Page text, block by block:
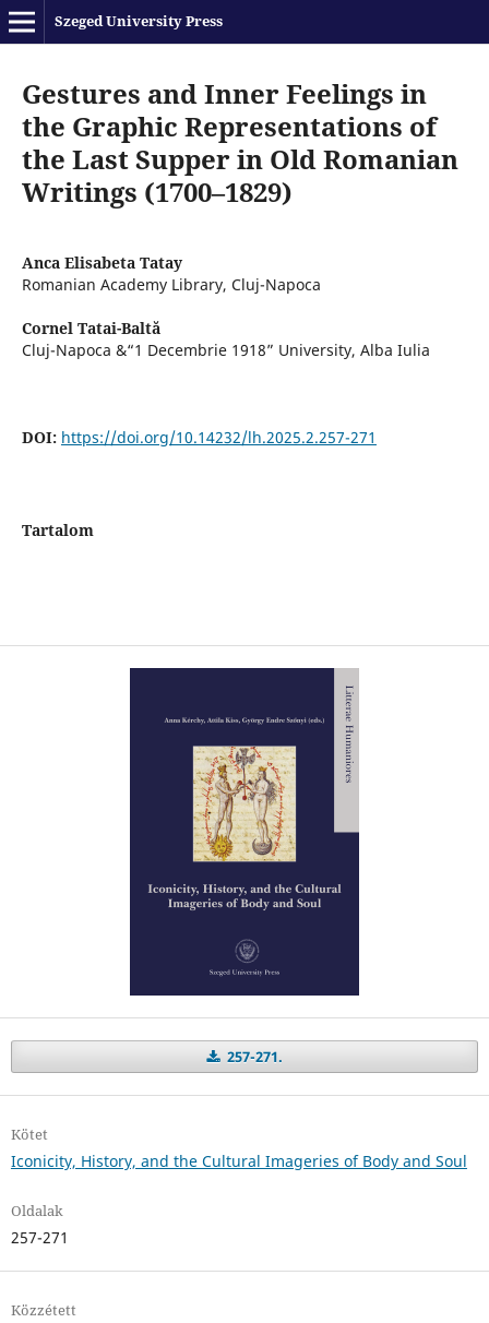
Szeged University Press
Gestures and Inner Feelings in
the Graphic Representations of
the Last Supper in Old Romanian
Writings (1700–1829)
Anca Elisabeta Tatay
Romanian Academy Library, Cluj-Napoca
Cornel Tatai-Baltă
Cluj-Napoca &“1 Decembrie 1918” University, Alba Iulia
DOI: https://doi.org/10.14232/lh.2025.2.257-271
Tartalom
257-271.
Kötet
Iconicity, History, and the Cultural Imageries of Body and Soul
Oldalak
257-271
Közzétett